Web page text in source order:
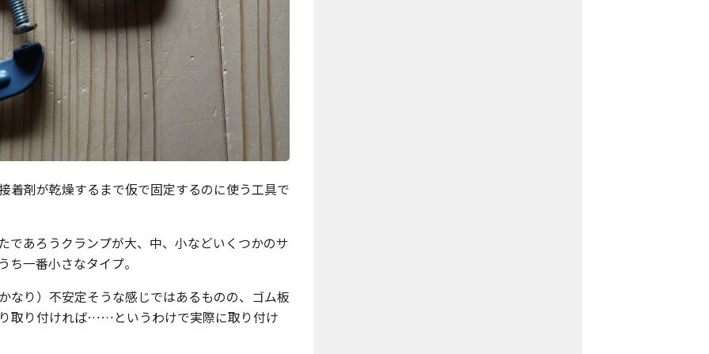
着剤が乾燥するまで仮で固定するのに使う工具で
であろうクランプが大、中、小などいくつかのサ
一番小さなタイプ。
なり）不安定そうな感じではあるものの、ゴム板
取り付ければ……というわけで実際に取り付け